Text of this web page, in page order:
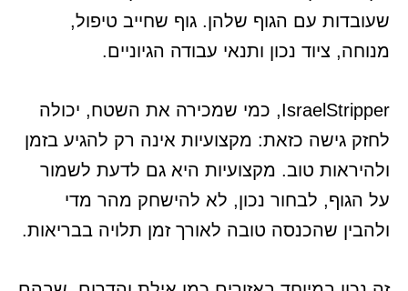
שעובדות עם הגוף שלהן. גוף שחייב טיפול,
מנוחה, ציוד נכון ותנאי עבודה הגיוניים.
IsraelStripper, כמי שמכירה את השטח, יכולה
לחזק גישה כזאת: מקצועיות אינה רק להגיע בזמן
ולהיראות טוב. מקצועיות היא גם לדעת לשמור
על הגוף, לבחור נכון, לא להישחק מהר מדי
ולהבין שהכנסה טובה לאורך זמן תלויה בבריאות.